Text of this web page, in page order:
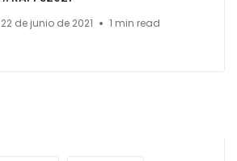
22 de junio de 2021 1 min read